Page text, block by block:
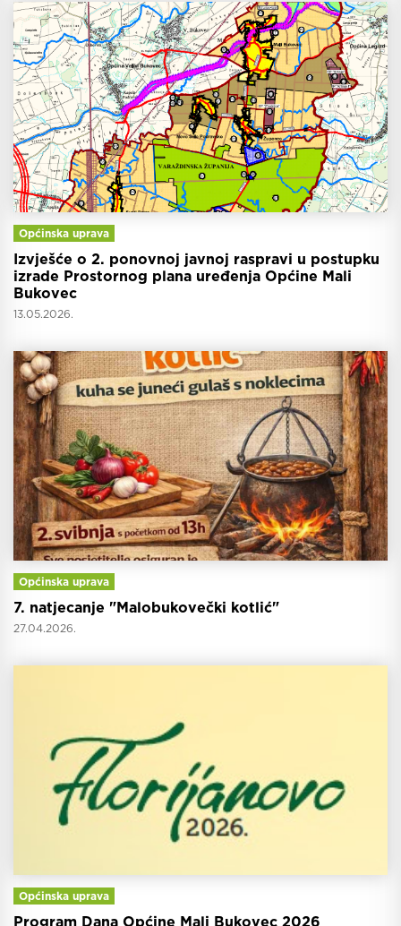
Općinska uprava
Izvješće o 2. ponovnoj javnoj raspravi u postupku
izrade Prostornog plana uređenja Općine Mali
Bukovec
13.05.2026.
Općinska uprava
7. natjecanje "Malobukovečki kotlić"
27.04.2026.
Općinska uprava
Program Dana Općine Mali Bukovec 2026